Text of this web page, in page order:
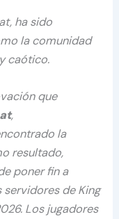
ha sido
la comunidad
caótico.
que
,
la
resultado,
poner fin a
servidores de King
Los jugadores